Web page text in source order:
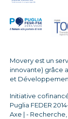
Movery est un
innovante) grâce
et Développement
Initiative
Puglia FEDER
Axe | -